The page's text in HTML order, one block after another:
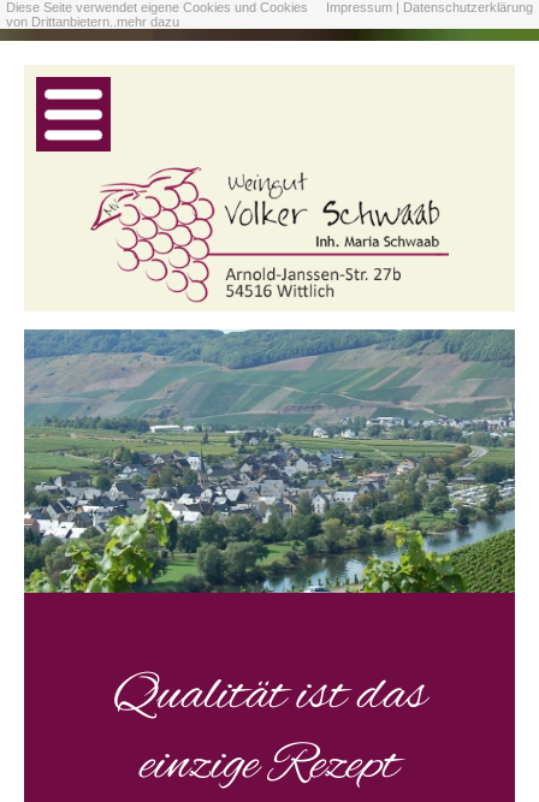
Impressum | Datenschutzerklärung
Diese Seite verwendet eigene Cookies und Cookies
von Drittanbietern.. mehr dazu
Qualität ist das
einzige Rezept